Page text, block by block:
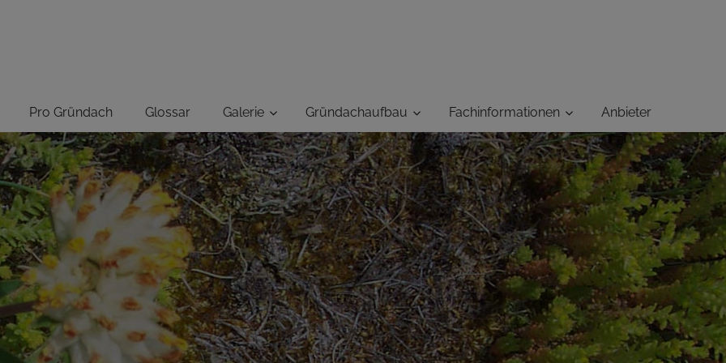
Pro Gründach Glossar Galerie Gründachaufbau Fachinformationen Anbieter